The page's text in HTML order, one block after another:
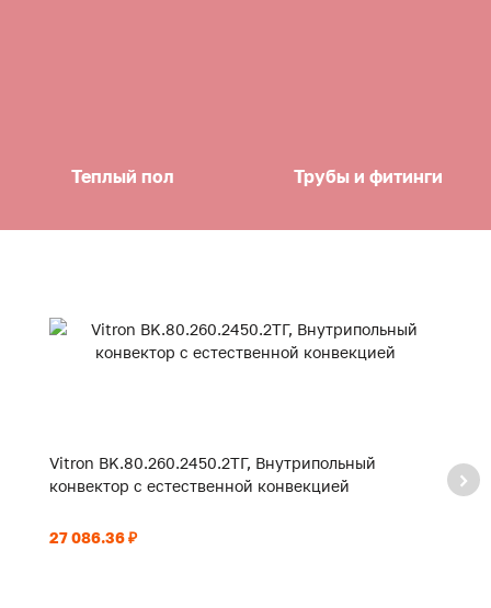
Теплый пол Трубы и фитинги
Vitron BK.80.260.2450.2ТГ, Внутрипольный
конвектор с естественной конвекцией
27 086.36 ₽